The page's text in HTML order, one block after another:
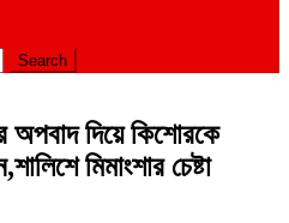
অপবাদ দিয়ে কিশোরকে
মিমাংশার চেষ্টা